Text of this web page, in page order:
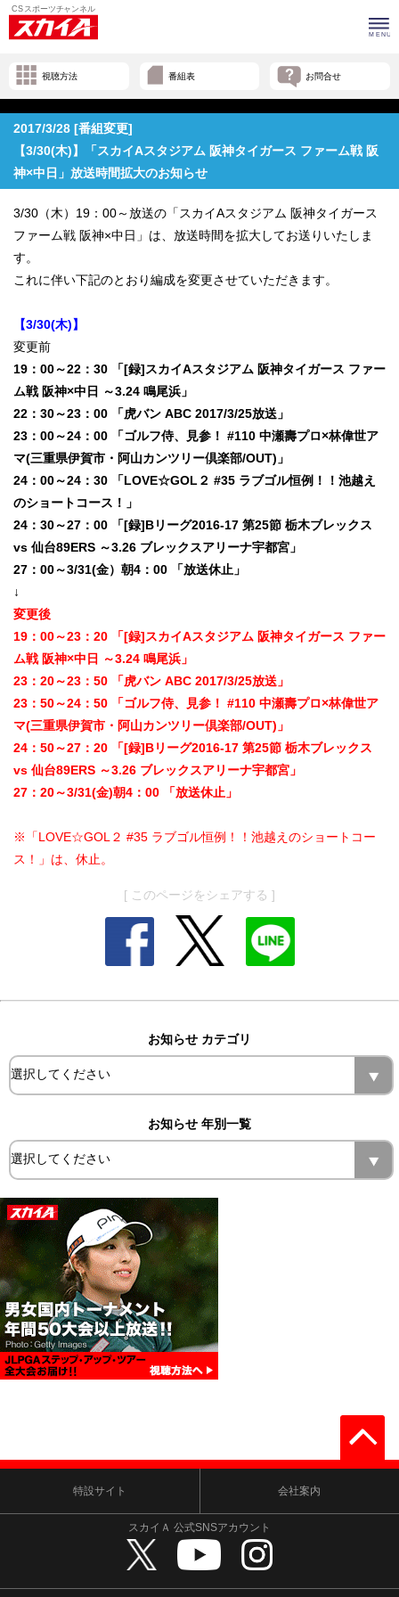
視聴方法 番組表 お問合せ
2017/3/28 [番組変更]
【3/30(木)】「スカイAスタジアム 阪神タイガース ファーム戦 阪
神×中日」放送時間拡大のお知らせ
3/30（木）19：00～放送の「スカイAスタジアム 阪神タイガース
ファーム戦 阪神×中日」は、放送時間を拡大してお送りいたしま
す。
これに伴い下記のとおり編成を変更させていただきます。
【3/30(木)】
変更前
19：00～22：30 「[録]スカイAスタジアム 阪神タイガース ファー
ム戦 阪神×中日 ～3.24 鳴尾浜」
22：30～23：00 「虎バン ABC 2017/3/25放送」
23：00～24：00 「ゴルフ侍、見参！ #110 中瀬壽プロ×林偉世ア
マ(三重県伊賀市・阿山カンツリー倶楽部/OUT)」
24：00～24：30 「LOVE☆GOL２ #35 ラブゴル恒例！！池越え
のショートコース！」
24：30～27：00 「[録]Bリーグ2016-17 第25節 栃木ブレックス
vs 仙台89ERS ～3.26 ブレックスアリーナ宇都宮」
27：00～3/31(金）朝4：00 「放送休止」
↓
変更後
19：00～23：20 「[録]スカイAスタジアム 阪神タイガース ファー
ム戦 阪神×中日 ～3.24 鳴尾浜」
23：20～23：50 「虎バン ABC 2017/3/25放送」
23：50～24：50 「ゴルフ侍、見参！ #110 中瀬壽プロ×林偉世ア
マ(三重県伊賀市・阿山カンツリー倶楽部/OUT)」
24：50～27：20 「[録]Bリーグ2016-17 第25節 栃木ブレックス
vs 仙台89ERS ～3.26 ブレックスアリーナ宇都宮」
27：20～3/31(金)朝4：00 「放送休止」
※「LOVE☆GOL２ #35 ラブゴル恒例！！池越えのショートコー
ス！」は、休止。
[ このページをシェアする ]
お知らせ カテゴリ
お知らせ 年別一覧
特設サイト 会社案内
スカイＡ 公式SNSアカウント